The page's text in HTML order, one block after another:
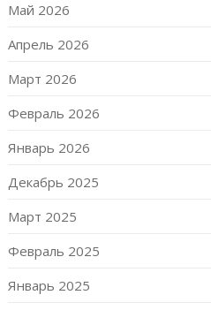
Май 2026
Апрель 2026
Март 2026
Февраль 2026
Январь 2026
Декабрь 2025
Март 2025
Февраль 2025
Январь 2025